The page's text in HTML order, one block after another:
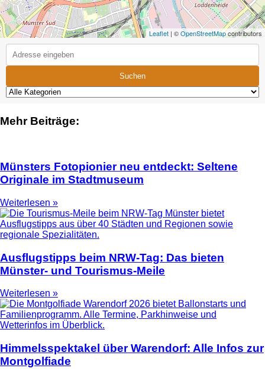
Leaflet | ©OpenStreetMapcontributors
Suchen
Mehr Beiträge:
Münsters Fotopionier neu entdeckt: Seltene
Originale im Stadtmuseum
Weiterlesen »
Ausflugstipps beim NRW-Tag: Das bieten
Münster- und Tourismus-Meile
Weiterlesen »
Himmelsspektakel über Warendorf: Alle Infos zur
Montgolfiade